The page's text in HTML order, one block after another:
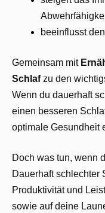
beeinflusst
Gemeinsam mit
Schlafzu den
Wenn du dauerhaft
einen besseren
optimale Gesundheit
Doch was tun, wenn
Dauerhaft schlechter
Produktivität und
sowie auf deine